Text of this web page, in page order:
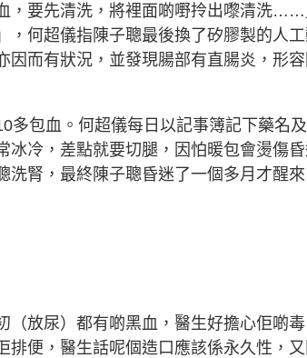
，要先清洗，將裡面啲嘢拎出嚟清洗……
何超儀指陳子聰最後換了矽膠製的人
因而有狀況，並發現腸部有直腸炎，形
多包血。何超儀每日以記事簿記下藥名
冷，差點就要切腿，因怕暖包會燙傷
腎，最終陳子聰昏迷了一個多月才醒來
（放尿）都有啲黑血，醫生好擔心佢啲毒
便，醫生話呢個造口應該係永久性，又